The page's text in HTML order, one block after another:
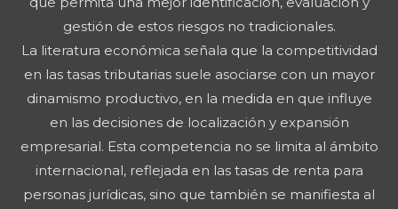
gestión de estos riesgos no tradicionales.
La literatura económica señala que la competitividad
en las tasas tributarias suele asociarse con un mayor
dinamismo productivo, en la medida en que influye
en las decisiones de localización y expansión
empresarial. Esta competencia no se limita al ámbito
internacional, reflejada en las tasas de renta para
personas jurídicas, sino que también se manifiesta al